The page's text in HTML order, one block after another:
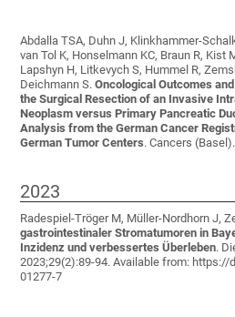
Abdalla TSA, Duhn J, Klinkhammer-
van Tol K, Honselmann KC, Braun R, Kist
Lapshyn H, Litkevych S, Hummel R,
Deichmann S.Oncological Outcomes
the Surgical Resection of an Invasive
Neoplasm versus Primary Pancreatic
Analysis from the German Cancer
German Tumor Centers. Cancers
2023
Radespiel-Tröger M, Müller-Nordhorn J,
gastrointestinaler Stromatumoren in
Inzidenz und verbessertes Überleben.
2023;29(2):89-94. Available from:
01277-7